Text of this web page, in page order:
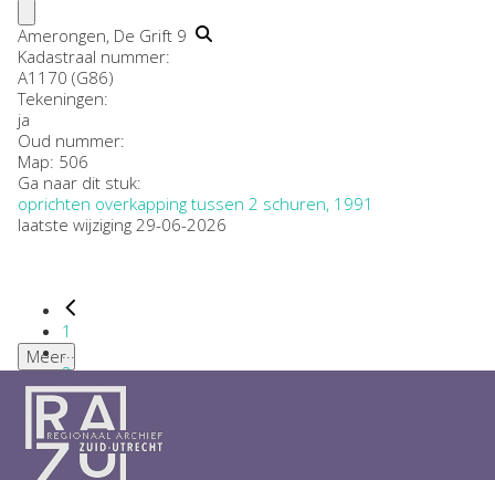
Amerongen, De Grift 9
Kadastraal nummer:
A1170 (G86)
Tekeningen:
ja
Oud nummer:
Map: 506
Ga naar dit stuk:
oprichten overkapping tussen 2 schuren, 1991
laatste wijziging 29-06-2026
1
...
2
3
4
5
6
Meer